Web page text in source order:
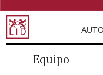
Equipo